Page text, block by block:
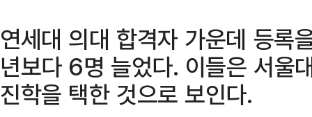
연세대 의대 합격자 가운데 등록
년보다 6명 늘었다. 이들은 서울
진학을 택한 것으로 보인다.